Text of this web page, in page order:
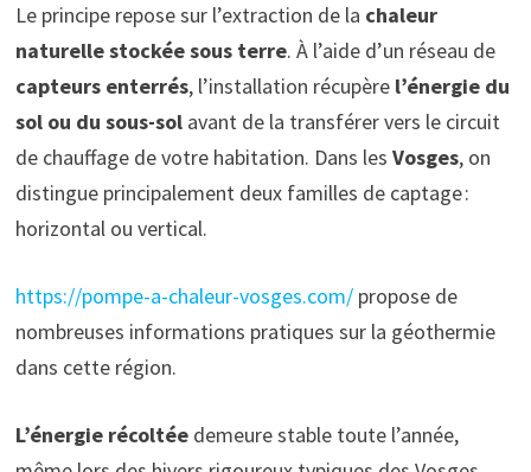
Le principe repose sur l’extraction de la chaleur
naturelle stockée sous terre. À l’aide d’un réseau de
capteurs enterrés, l’installation récupère l’énergie du
sol ou du sous-solavant de la transférer vers le circuit
de chauffage de votre habitation. Dans les Vosges, on
distingue principalement deux familles de captage :
horizontal ou vertical.
https://pompe-a-chaleur-vosges.com/propose de
nombreuses informations pratiques sur la géothermie
dans cette région.
L’énergie récoltéedemeure stable toute l’année,